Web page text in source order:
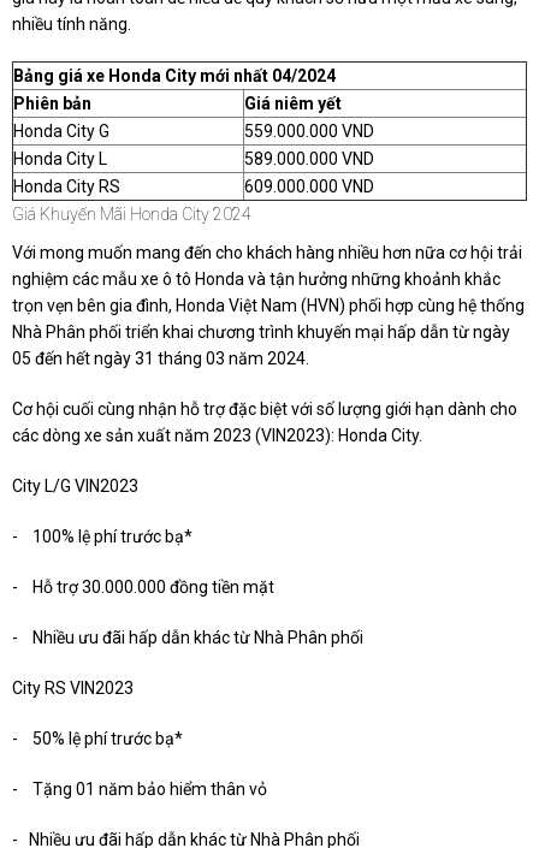
nhiều tính năng.
Bảng giá xe Honda City mới nhất 04/2024
Phiên bản
Giá niêm yết
Honda City G
559.000.000 VND
Honda City L
589.000.000 VND
Honda City RS
609.000.000 VND
Giá Khuyến Mãi Honda City 2024
Với mong muốn mang đến cho khách hàng nhiều hơn nữa cơ hội trải
nghiệm các mẫu xe ô tô Honda và tận hưởng những khoảnh khắc
trọn vẹn bên gia đình, Honda Việt Nam (HVN) phối hợp cùng hệ thống
Nhà Phân phối triển khai chương trình khuyến mại hấp dẫn từ ngày
05 đến hết ngày 31 tháng 03 năm 2024.
Cơ hội cuối cùng nhận hỗ trợ đặc biệt với số lượng giới hạn dành cho
các dòng xe sản xuất năm 2023 (VIN2023): Honda City.
City L/G VIN2023
- 100% lệ phí trước bạ*
- Hỗ trợ 30.000.000 đồng tiền mặt
- Nhiều ưu đãi hấp dẫn khác từ Nhà Phân phối
City RS VIN2023
- 50% lệ phí trước bạ*
- Tặng 01 năm bảo hiểm thân vỏ
- Nhiều ưu đãi hấp dẫn khác từ Nhà Phân phối